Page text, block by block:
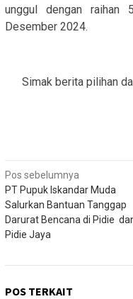
unggul dengan raihan
Desember 2024.
Simak berita pilihan
Navigasi
pos
Pos sebelumnya
PT Pupuk Iskandar Muda
Salurkan Bantuan Tanggap
Darurat Bencana di Pidie
Pidie Jaya
POS TERKAIT